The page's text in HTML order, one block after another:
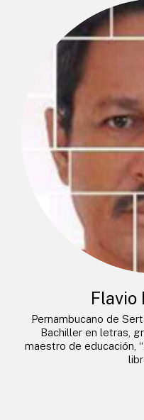
Flavio
Pernambucano de
Bachiller en letras,
maestro de educación,